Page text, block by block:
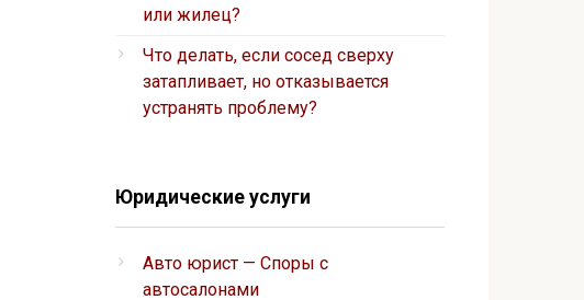
или жилец?
Что делать, если сосед сверху
затапливает, но отказывается
устранять проблему?
Юридические услуги
Авто юрист — Споры с
автосалонами